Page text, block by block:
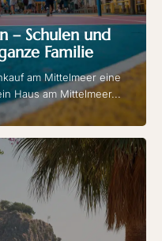
– Schulen und
Familie
am Mittelmeer eine
Haus am Mittelmeer...